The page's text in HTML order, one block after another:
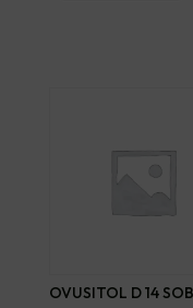
OVUSITOL D 14